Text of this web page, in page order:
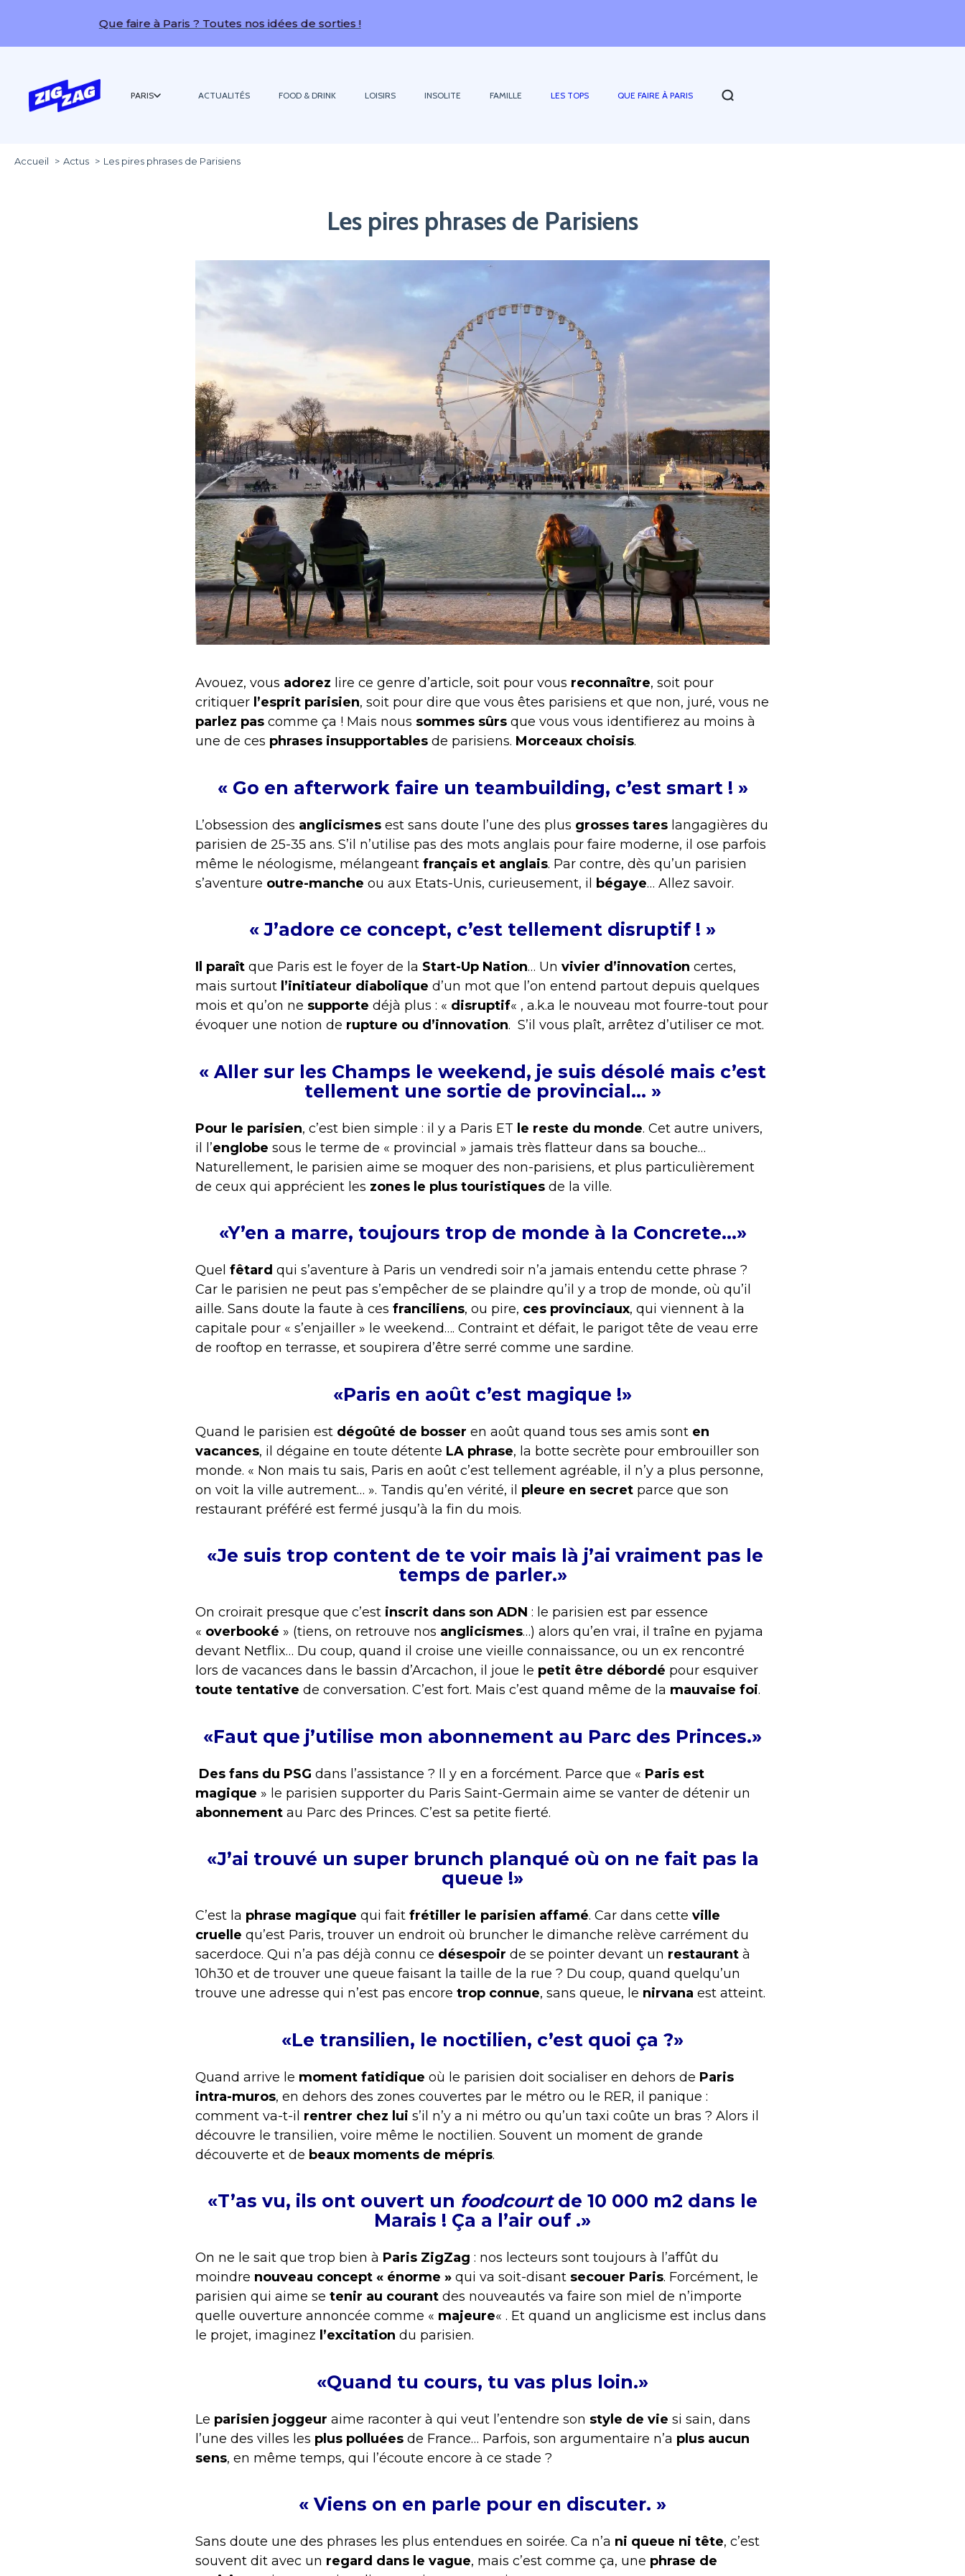
Que faire à Paris ? Toutes nos idées de sorties !
PARIS ACTUALITÉS FOOD & DRINK LOISIRS INSOLITE FAMILLE LES TOPS QUE FAIRE À PARIS
Accueil Actus Les pires phrases de Parisiens
Les pires phrases de Parisiens
Avouez, vous adorez lire ce genre d’article, soit pour vous reconnaître, soit pour
critiquer l’esprit parisien, soit pour dire que vous êtes parisiens et que non, juré, vous ne
parlez pas comme ça ! Mais nous sommes sûrs que vous vous identifierez au moins à
une de ces phrases insupportables de parisiens. Morceaux choisis.
« Go en afterwork faire un teambuilding, c’est smart ! »
L’obsession des anglicismes est sans doute l’une des plus grosses tares langagières du
parisien de 25-35 ans. S’il n’utilise pas des mots anglais pour faire moderne, il ose parfois
même le néologisme, mélangeant français et anglais. Par contre, dès qu’un parisien
s’aventure outre-manche ou aux Etats-Unis, curieusement, il bégaye… Allez savoir.
« J’adore ce concept, c’est tellement disruptif ! »
Il paraît que Paris est le foyer de la Start-Up Nation… Un vivier d’innovation certes,
mais surtout l’initiateur diabolique d’un mot que l’on entend partout depuis quelques
mois et qu’on ne supporte déjà plus : « disruptif« , a.k.a le nouveau mot fourre-tout pour
évoquer une notion de rupture ou d’innovation. S’il vous plaît, arrêtez d’utiliser ce mot.
« Aller sur les Champs le weekend, je suis désolé mais c’est
tellement une sortie de provincial… »
Pour le parisien, c’est bien simple : il y a Paris ET le reste du monde. Cet autre univers,
il l’englobe sous le terme de « provincial » jamais très flatteur dans sa bouche…
Naturellement, le parisien aime se moquer des non-parisiens, et plus particulièrement
de ceux qui apprécient les zones le plus touristiques de la ville.
«Y’en a marre, toujours trop de monde à la Concrete…»
Quel fêtard qui s’aventure à Paris un vendredi soir n’a jamais entendu cette phrase ?
Car le parisien ne peut pas s’empêcher de se plaindre qu’il y a trop de monde, où qu’il
aille. Sans doute la faute à ces franciliens, ou pire, ces provinciaux, qui viennent à la
capitale pour « s’enjailler » le weekend…. Contraint et défait, le parigot tête de veau erre
de rooftop en terrasse, et soupirera d’être serré comme une sardine.
«Paris en août c’est magique !»
Quand le parisien est dégoûté de bosser en août quand tous ses amis sont en
vacances, il dégaine en toute détente LA phrase, la botte secrète pour embrouiller son
monde. « Non mais tu sais, Paris en août c’est tellement agréable, il n’y a plus personne,
on voit la ville autrement… ». Tandis qu’en vérité, il pleure en secret parce que son
restaurant préféré est fermé jusqu’à la fin du mois.
«Je suis trop content de te voir mais là j’ai vraiment pas le
temps de parler.»
On croirait presque que c’est inscrit dans son ADN : le parisien est par essence
« overbooké » (tiens, on retrouve nos anglicismes…) alors qu’en vrai, il traîne en pyjama
devant Netflix… Du coup, quand il croise une vieille connaissance, ou un ex rencontré
lors de vacances dans le bassin d’Arcachon, il joue le petit être débordé pour esquiver
toute tentative de conversation. C’est fort. Mais c’est quand même de la mauvaise foi.
«Faut que j’utilise mon abonnement au Parc des Princes.»
Des fans du PSG dans l’assistance ? Il y en a forcément. Parce que « Paris est
magique » le parisien supporter du Paris Saint-Germain aime se vanter de détenir un
abonnement au Parc des Princes. C’est sa petite fierté.
«J’ai trouvé un super brunch planqué où on ne fait pas la
queue !»
C’est la phrase magique qui fait frétiller le parisien affamé. Car dans cette ville
cruelle qu’est Paris, trouver un endroit où bruncher le dimanche relève carrément du
sacerdoce. Qui n’a pas déjà connu ce désespoir de se pointer devant un restaurant à
10h30 et de trouver une queue faisant la taille de la rue ? Du coup, quand quelqu’un
trouve une adresse qui n’est pas encore trop connue, sans queue, le nirvana est atteint.
«Le transilien, le noctilien, c’est quoi ça ?»
Quand arrive le moment fatidique où le parisien doit socialiser en dehors de Paris
intra-muros, en dehors des zones couvertes par le métro ou le RER, il panique :
comment va-t-il rentrer chez lui s’il n’y a ni métro ou qu’un taxi coûte un bras ? Alors il
découvre le transilien, voire même le noctilien. Souvent un moment de grande
découverte et de beaux moments de mépris.
«T’as vu, ils ont ouvert un foodcourtde 10 000 m2 dans le
Marais ! Ça a l’air ouf .»
On ne le sait que trop bien à Paris ZigZag : nos lecteurs sont toujours à l’affût du
moindre nouveau concept « énorme » qui va soit-disant secouer Paris. Forcément, le
parisien qui aime se tenir au courant des nouveautés va faire son miel de n’importe
quelle ouverture annoncée comme « majeure« . Et quand un anglicisme est inclus dans
le projet, imaginez l’excitation du parisien.
«Quand tu cours, tu vas plus loin.»
Le parisien joggeur aime raconter à qui veut l’entendre son style de vie si sain, dans
l’une des villes les plus polluées de France… Parfois, son argumentaire n’a plus aucun
sens, en même temps, qui l’écoute encore à ce stade ?
« Viens on en parle pour en discuter. »
Sans doute une des phrases les plus entendues en soirée. Ca n’a ni queue ni tête, c’est
souvent dit avec un regard dans le vague, mais c’est comme ça, une phrase de